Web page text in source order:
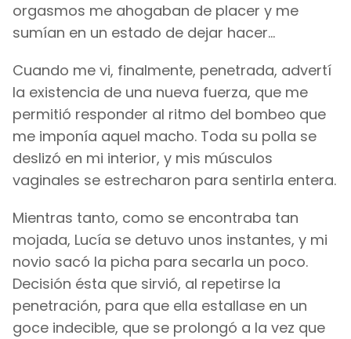
orgasmos me ahogaban de placer y me
sumían en un estado de dejar hacer...
Cuando me vi, finalmente, penetrada, advertí
la existencia de una nueva fuerza, que me
permitió responder al ritmo del bombeo que
me imponía aquel macho. Toda su polla se
deslizó en mi interior, y mis músculos
vaginales se estrecharon para sentirla entera.
Mientras tanto, como se encontraba tan
mojada, Lucía se detuvo unos instantes, y mi
novio sacó la picha para secarla un poco.
Decisión ésta que sirvió, al repetirse la
penetración, para que ella estallase en un
goce indecible, que se prolongó a la vez que